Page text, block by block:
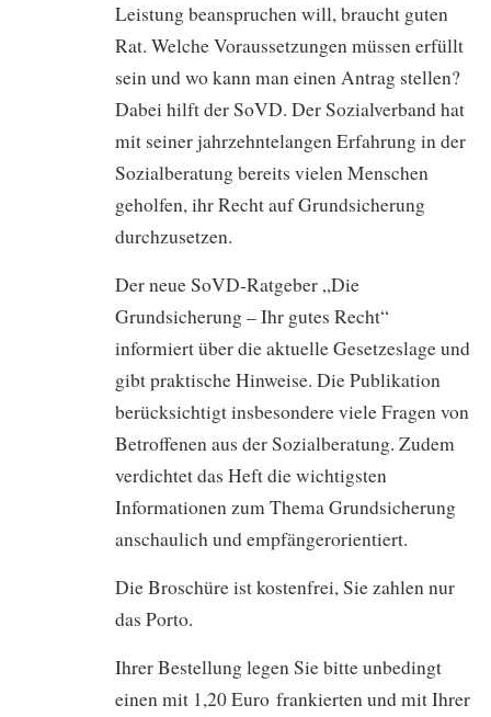
Leistung beanspruchen will, braucht guten
Rat. Welche Voraussetzungen müssen erfüllt
sein und wo kann man einen Antrag stellen?
Dabei hilft der SoVD. Der Sozialverband hat
mit seiner jahrzehntelangen Erfahrung in der
Sozialberatung bereits vielen Menschen
geholfen, ihr Recht auf Grundsicherung
durchzusetzen.
Der neue SoVD-Ratgeber „Die
Grundsicherung – Ihr gutes Recht“
informiert über die aktuelle Gesetzeslage und
gibt praktische Hinweise. Die Publikation
berücksichtigt insbesondere viele Fragen von
Betroffenen aus der Sozialberatung. Zudem
verdichtet das Heft die wichtigsten
Informationen zum Thema Grundsicherung
anschaulich und empfängerorientiert.
Die Broschüre ist kostenfrei, Sie zahlen nur
das Porto.
Ihrer Bestellung legen Sie bitte unbedingt
einen mit 1,20 Euro frankierten und mit Ihrer